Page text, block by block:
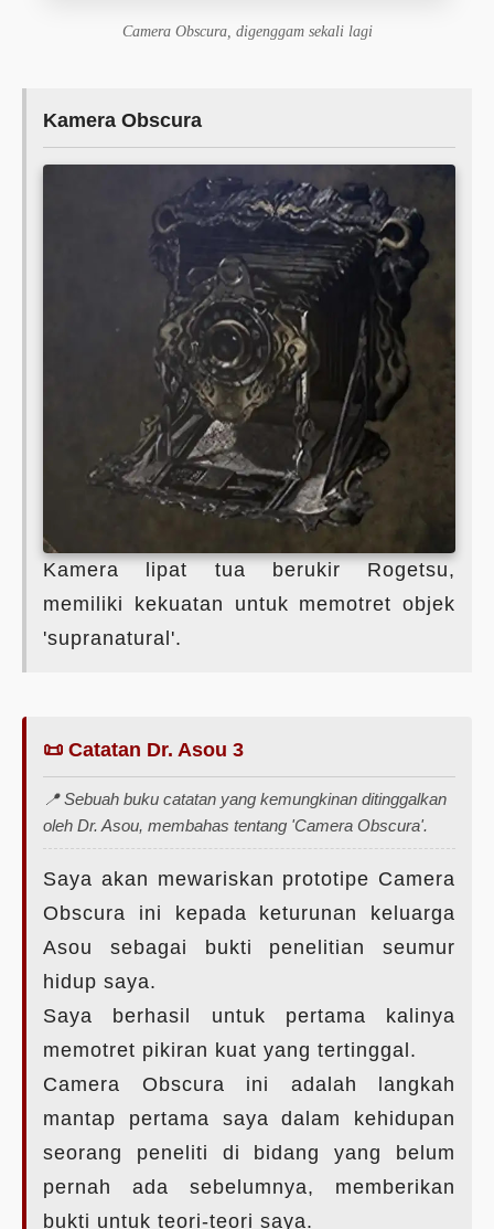
Camera Obscura, digenggam sekali lagi
Kamera Obscura
Kamera lipat tua berukir Rogetsu,
memiliki kekuatan untuk memotret objek
'supranatural'.
📜 Catatan Dr. Asou 3
📍 Sebuah buku catatan yang kemungkinan ditinggalkan
oleh Dr. Asou, membahas tentang 'Camera Obscura'.
Saya akan mewariskan prototipe Camera
Obscura ini kepada keturunan keluarga
Asou sebagai bukti penelitian seumur
hidup saya.
Saya berhasil untuk pertama kalinya
memotret pikiran kuat yang tertinggal.
Camera Obscura ini adalah langkah
mantap pertama saya dalam kehidupan
seorang peneliti di bidang yang belum
pernah ada sebelumnya, memberikan
bukti untuk teori-teori saya.